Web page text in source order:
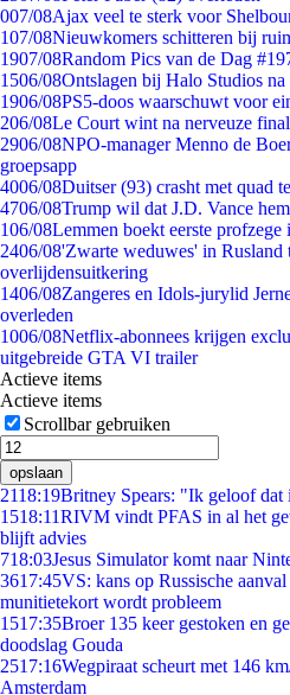
007/08Ajax veel te sterk voor
107/08Nieuwkomers schitteren bij
1907/08Random Pics van de Dag
1506/08Ontslagen bij Halo Studios
1906/08PS5-doos waarschuwt voor
206/08Le Court wint na nerveuze
2906/08NPO-manager Menno de
groepsapp
4006/08Duitser (93) crasht met quad
4706/08Trump wil dat J.D. Vance
106/08Lemmen boekt eerste
2406/08'Zwarte weduwes' in Rusland
overlijdensuitkering
1406/08Zangeres en Idols-jurylid
overleden
1006/08Netflix-abonnees krijgen
uitgebreide GTA VI trailer
Actieve items
Actieve items
Scrollbar gebruiken
opslaan
2118:19Britney Spears: "Ik geloof dat
1518:11RIVM vindt PFAS in al het
blijft advies
718:03Jesus Simulator komt naar
3617:45VS: kans op Russische
munitietekort wordt probleem
1517:35Broer 135 keer gestoken en
doodslag Gouda
2517:16Wegpiraat scheurt met 146
Amsterdam